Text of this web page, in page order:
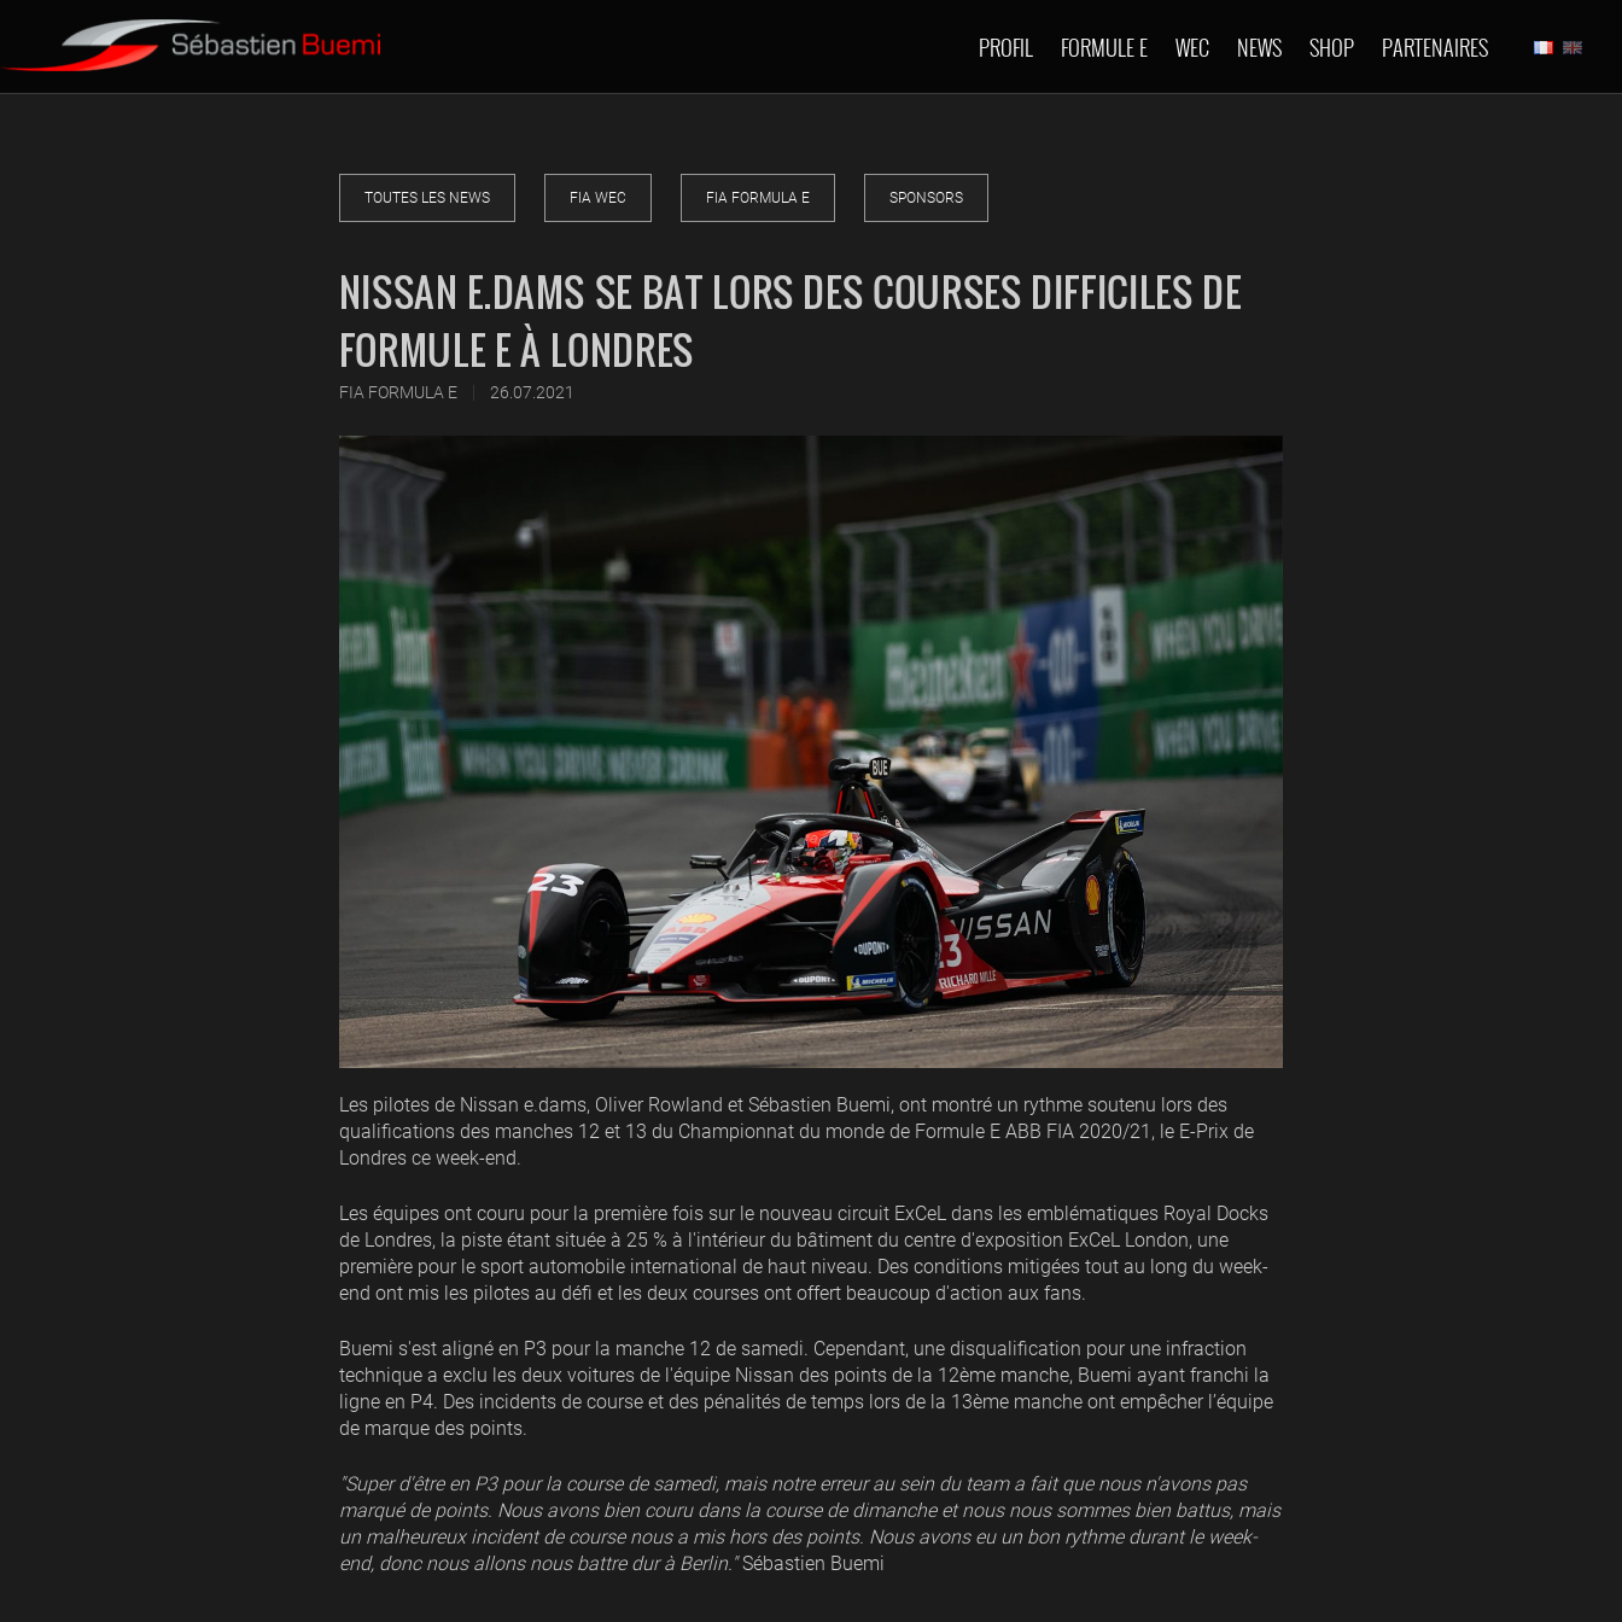
PROFIL FORMULE E WEC NEWS SHOP PARTENAIRES
TOUTES LES NEWS FIA WEC FIA FORMULA E SPONSORS
NISSAN E.DAMS SE BAT LORS DES COURSES DIFFICILES DE
FORMULE E À LONDRES
FIA FORMULA E | 26.07.2021
Les pilotes de Nissan e.dams, Oliver Rowland et Sébastien Buemi, ont montré un rythme soutenu lors des
qualifications des manches 12 et 13 du Championnat du monde de Formule E ABB FIA 2020/21, le E-Prix de
Londres ce week-end.
Les équipes ont couru pour la première fois sur le nouveau circuit ExCeL dans les emblématiques Royal Docks
de Londres, la piste étant située à 25 % à l'intérieur du bâtiment du centre d'exposition ExCeL London, une
première pour le sport automobile international de haut niveau. Des conditions mitigées tout au long du week-
end ont mis les pilotes au défi et les deux courses ont offert beaucoup d'action aux fans.
Buemi s'est aligné en P3 pour la manche 12 de samedi. Cependant, une disqualification pour une infraction
technique a exclu les deux voitures de l'équipe Nissan des points de la 12ème manche, Buemi ayant franchi la
ligne en P4. Des incidents de course et des pénalités de temps lors de la 13ème manche ont empêcher l’équipe
de marque des points.
"Super d'être en P3 pour la course de samedi, mais notre erreur au sein du team a fait que nous n'avons pas
marqué de points. Nous avons bien couru dans la course de dimanche et nous nous sommes bien battus, mais
un malheureux incident de course nous a mis hors des points. Nous avons eu un bon rythme durant le week-
end, donc nous allons nous battre dur à Berlin."Sébastien Buemi